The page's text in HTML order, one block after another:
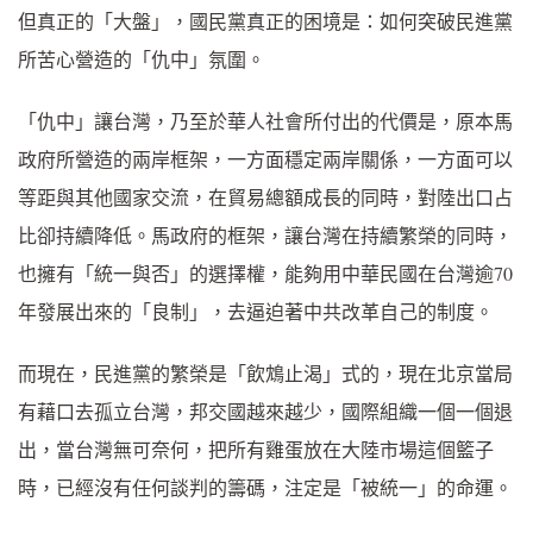
但真正的「大盤」，國民黨真正的困境是：如何突破民進黨
所苦心營造的「仇中」氛圍。
「仇中」讓台灣，乃至於華人社會所付出的代價是，原本馬
政府所營造的兩岸框架，一方面穩定兩岸關係，一方面可以
等距與其他國家交流，在貿易總額成長的同時，對陸出口占
比卻持續降低。馬政府的框架，讓台灣在持續繁榮的同時，
也擁有「統一與否」的選擇權，能夠用中華民國在台灣逾70
年發展出來的「良制」，去逼迫著中共改革自己的制度。
而現在，民進黨的繁榮是「飲鴆止渴」式的，現在北京當局
有藉口去孤立台灣，邦交國越來越少，國際組織一個一個退
出，當台灣無可奈何，把所有雞蛋放在大陸市場這個籃子
時，已經沒有任何談判的籌碼，注定是「被統一」的命運。